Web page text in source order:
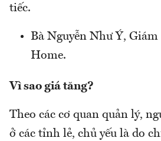
tiếc.
Bà Nguyễn Như Ý, Giám
Home.
Vì sao giá tăng?
Theo các cơ quan quản lý,
ở các tỉnh lẻ, chủ yếu là do